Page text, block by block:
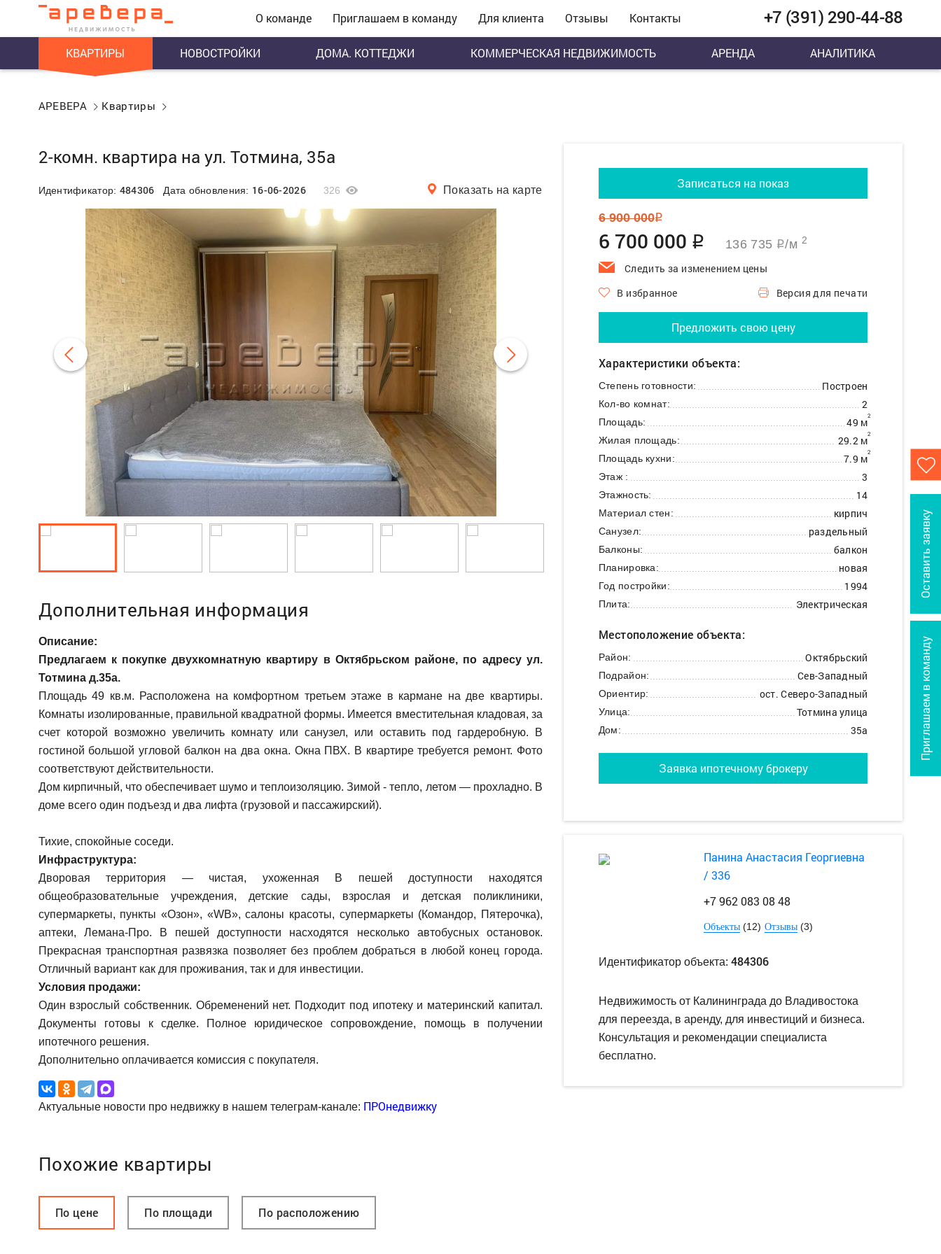
О команде Приглашаем в команду Для клиента Отзывы Контакты +7 (391) 290-44-88
КВАРТИРЫ НОВОСТРОЙКИ ДОМА. КОТТЕДЖИ КОММЕРЧЕСКАЯ НЕДВИЖИМОСТЬ АРЕНДА АНАЛИТИКА
Приглашаем в команду
Оставить заявку
АРЕВЕРА Квартиры
2-комн. квартира на ул. Тотмина, 35а
Идентификатор: 484306 Дата обновления: 16-06-2026 326 Показать на карте
Дополнительная информация
Описание:
Предлагаем к покупке двухкомнатную квартиру в Октябрьском районе, по адресу ул.
Тотмина д.35а.
Площадь 49 кв.м. Расположена на комфортном третьем этаже в кармане на две квартиры.
Комнаты изолированные, правильной квадратной формы. Имеется вместительная кладовая, за
счет которой возможно увеличить комнату или санузел, или оставить под гардеробную. В
гостиной большой угловой балкон на два окна. Окна ПВХ. В квартире требуется ремонт. Фото
соответствуют действительности.
Дом кирпичный, что обеспечивает шумо и теплоизоляцию. Зимой - тепло, летом — прохладно. В
доме всего один подъезд и два лифта (грузовой и пассажирский).
Тихие, спокойные соседи.
Инфраструктура:
Дворовая территория — чистая, ухоженная В пешей доступности находятся
общеобразовательные учреждения, детские сады, взрослая и детская поликлиники,
супермаркеты, пункты «Озон», «WB», салоны красоты, супермаркеты (Командор, Пятерочка),
аптеки, Лемана-Про. В пешей доступности насходятся несколько автобусных остановок.
Прекрасная транспортная развязка позволяет без проблем добраться в любой конец города.
Отличный вариант как для проживания, так и для инвестиции.
Условия продажи:
Один взрослый собственник. Обременений нет. Подходит под ипотеку и материнский капитал.
Документы готовы к сделке. Полное юридическое сопровождение, помощь в получении
ипотечного решения.
Дополнительно оплачивается комиссия с покупателя.
Актуальные новости про недвижку в нашем телеграм-канале: ПРОнедвижку
Записаться на показ
6 900 000q
6 700 000 q 136 735 q/м 2
Следить за изменением цены
В избранное
Версия для печати
Предложить свою цену
Характеристики объекта:
Степень готовности: Построен
Кол-во комнат: 2
Площадь: 49 м2
Жилая площадь: 29.2 м2
Площадь кухни: 7.9 м2
Этаж : 3
Этажность: 14
Материал стен: кирпич
Санузел: раздельный
Балконы: балкон
Планировка: новая
Год постройки: 1994
Плита: Электрическая
Местоположение объекта:
Район: Октябрьский
Подрайон: Сев-Западный
Ориентир: ост. Северо-Западный
Улица: Тотмина улица
Дом: 35а
Заявка ипотечному брокеру
Панина Анастасия Георгиевна
/ 336
+7 962 083 08 48
Объекты(12) Отзывы(3)
Идентификатор объекта: 484306
Недвижимость от Калининграда до Владивостока
для переезда, в аренду, для инвестиций и бизнеса.
Консультация и рекомендации специалиста
бесплатно.
Похожие квартиры
По цене По площади По расположению